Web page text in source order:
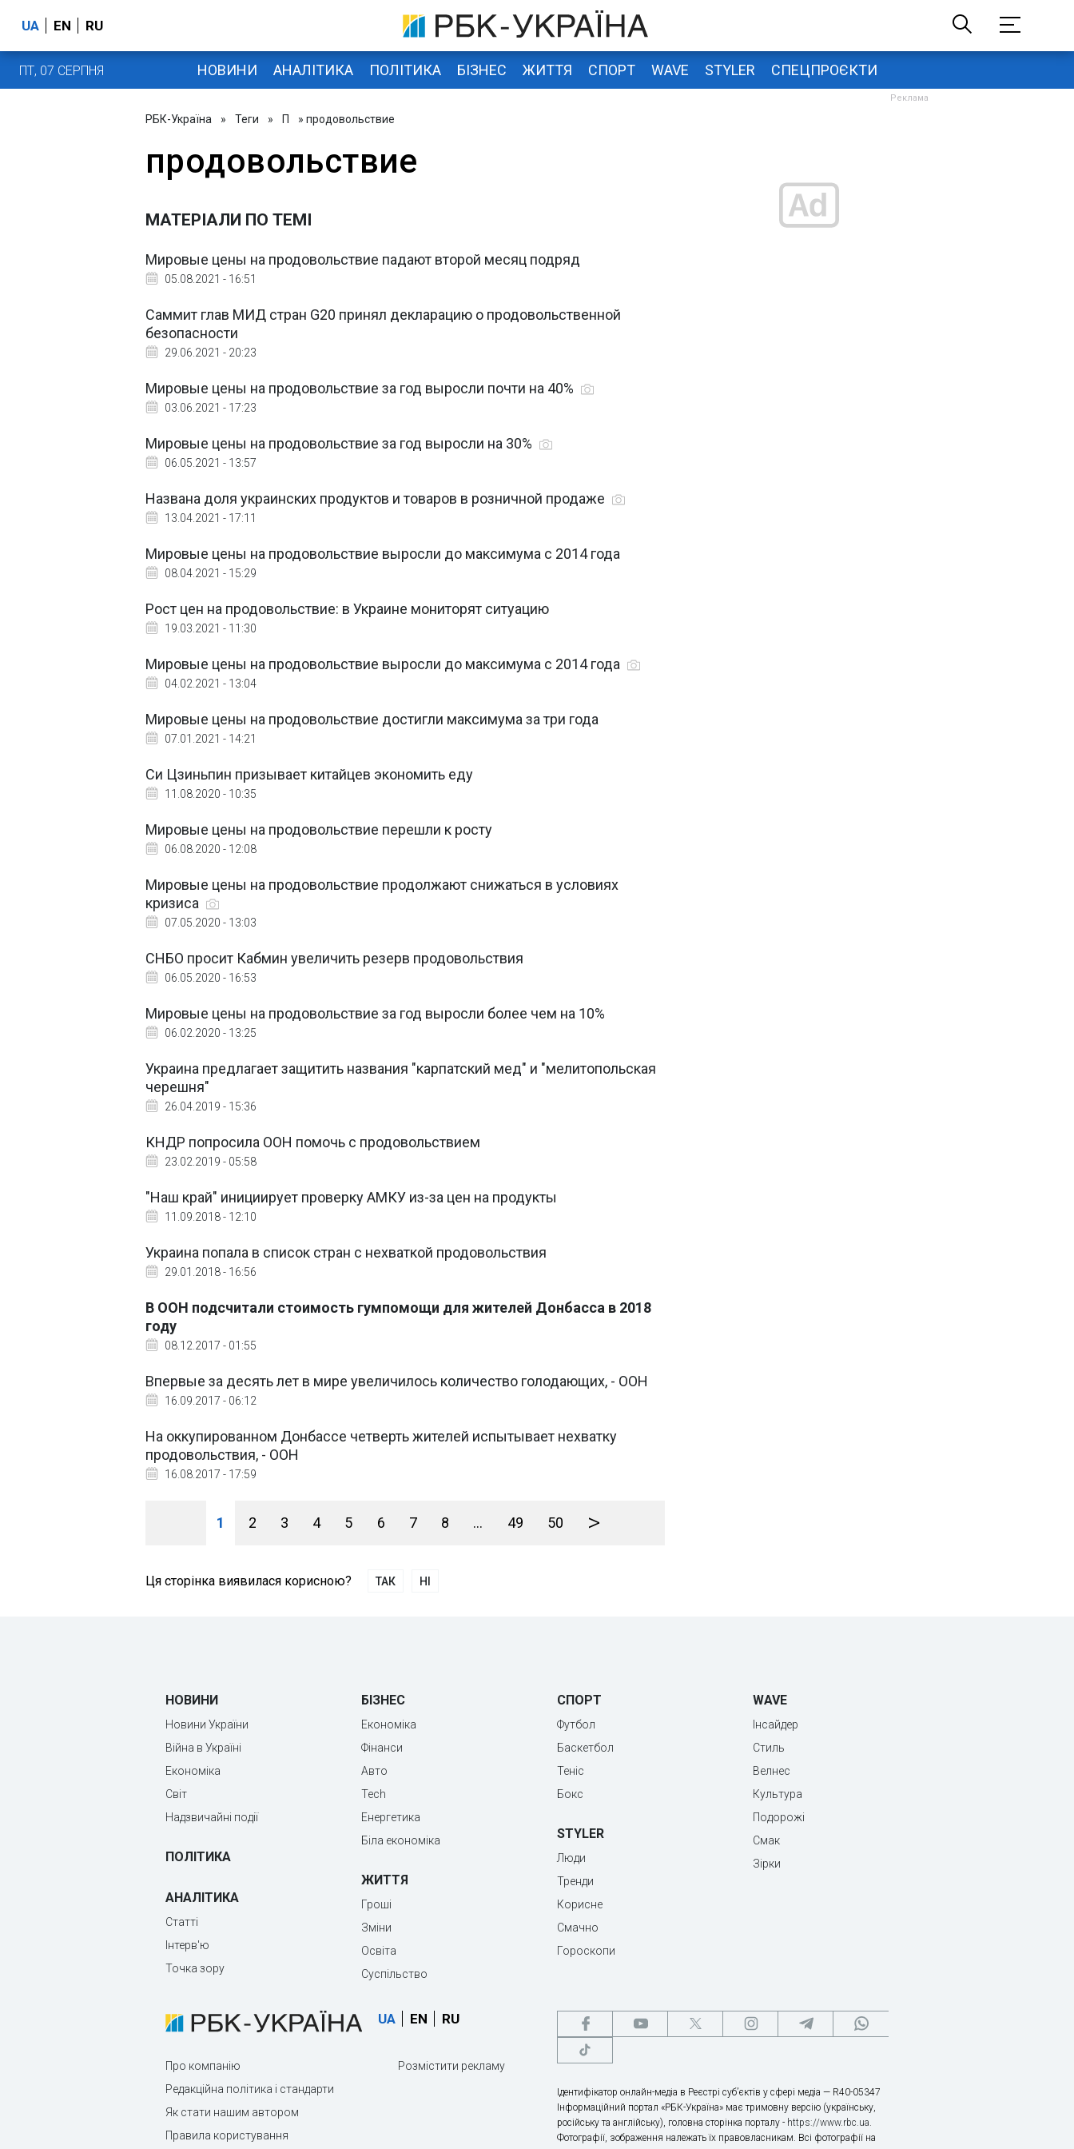
UA EN RU
ПТ, 07 СЕРПНЯ НОВИНИ АНАЛІТИКА ПОЛІТИКА БІЗНЕС ЖИТТЯ СПОРТ WAVE STYLER СПЕЦПРОЄКТИ
РБК-Україна » Теги » П » продовольствие
продовольствие
МАТЕРІАЛИ ПО ТЕМІ
Мировые цены на продовольствие падают второй месяц подряд
05.08.2021 - 16:51
Саммит глав МИД стран G20 принял декларацию о продовольственной
безопасности
29.06.2021 - 20:23
Мировые цены на продовольствие за год выросли почти на 40%
03.06.2021 - 17:23
Мировые цены на продовольствие за год выросли на 30%
06.05.2021 - 13:57
Названа доля украинских продуктов и товаров в розничной продаже
13.04.2021 - 17:11
Мировые цены на продовольствие выросли до максимума с 2014 года
08.04.2021 - 15:29
Рост цен на продовольствие: в Украине мониторят ситуацию
19.03.2021 - 11:30
Мировые цены на продовольствие выросли до максимума с 2014 года
04.02.2021 - 13:04
Мировые цены на продовольствие достигли максимума за три года
07.01.2021 - 14:21
Си Цзиньпин призывает китайцев экономить еду
11.08.2020 - 10:35
Мировые цены на продовольствие перешли к росту
06.08.2020 - 12:08
Мировые цены на продовольствие продолжают снижаться в условиях
кризиса
07.05.2020 - 13:03
СНБО просит Кабмин увеличить резерв продовольствия
06.05.2020 - 16:53
Мировые цены на продовольствие за год выросли более чем на 10%
06.02.2020 - 13:25
Украина предлагает защитить названия "карпатский мед" и "мелитопольская
черешня"
26.04.2019 - 15:36
КНДР попросила ООН помочь с продовольствием
23.02.2019 - 05:58
"Наш край" инициирует проверку АМКУ из-за цен на продукты
11.09.2018 - 12:10
Украина попала в список стран с нехваткой продовольствия
29.01.2018 - 16:56
В ООН подсчитали стоимость гумпомощи для жителей Донбасса в 2018
году
08.12.2017 - 01:55
Впервые за десять лет в мире увеличилось количество голодающих, - ООН
16.09.2017 - 06:12
На оккупированном Донбассе четверть жителей испытывает нехватку
продовольствия, - ООН
16.08.2017 - 17:59
1 2 3 4 5 6 7 8 ... 49 50 >
Ця сторінка виявилася корисною? ТАК НІ
НОВИНИ
Новини України
Війна в Україні
Економіка
Світ
Надзвичайні події
ПОЛІТИКА
АНАЛІТИКА
Статті
Інтерв'ю
Точка зору
БІЗНЕС
Економіка
Фінанси
Авто
Tech
Енергетика
Біла економіка
ЖИТТЯ
Гроші
Зміни
Освіта
Суспільство
СПОРТ
Футбол
Баскетбол
Теніс
Бокс
STYLER
Люди
Тренди
Корисне
Смачно
Гороскопи
WAVE
Інсайдер
Стиль
Велнес
Культура
Подорожі
Смак
Зірки
UA EN RU
Про компанію
Редакційна політика і стандарти
Як стати нашим автором
Правила користування
Розмістити рекламу
Ідентифікатор онлайн-медіа в Реєстрі суб’єктів у сфері медіа — R40-05347
Інформаційний портал «РБК-Україна» має тримовну версію (українську,
російську та англійську), головна сторінка порталу - https://www.rbc.ua.
Фотографії, зображення належать їх правовласникам. Всі фотографії на